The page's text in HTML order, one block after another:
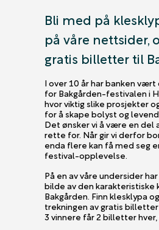
Bli med på
på våre nettsider,
gratis billetter til
I over 10 år har banken
for Bakgården-festivalen i
hvor viktig slike prosjekter
for å skape bolyst og
Det ønsker vi å være en del
rette for. Når gir vi derfor
enda flere kan få med seg
festival-opplevelse.
På en av våre undersider
bilde av den karakteristiske
Bakgården. Finn klesklypa
trekningen av gratis
3 vinnere får 2 billetter